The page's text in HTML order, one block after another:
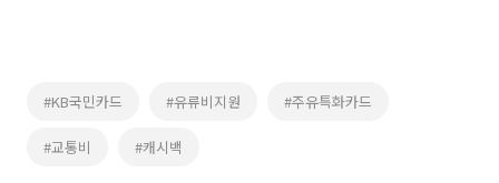
#KB국민카드 #유류비지원 #주유특화카드
#교통비 #캐시백